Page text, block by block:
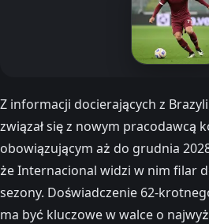
Z informacji docierających z
związał się z nowym pracodawcą
obowiązującym aż do grudnia
że Internacional widzi w nim filar
sezony. Doświadczenie 62-
ma być kluczowe w walce o